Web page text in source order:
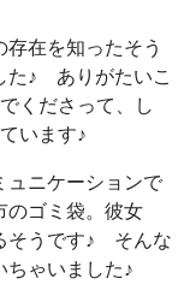
在を知ったそう
た♪ ありがたいこ
くださって、し
います♪
ュニケーションで
のゴミ袋。彼女
そうです♪ そんな
ちゃいました♪